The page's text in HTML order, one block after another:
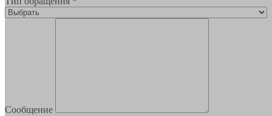
Сообщение